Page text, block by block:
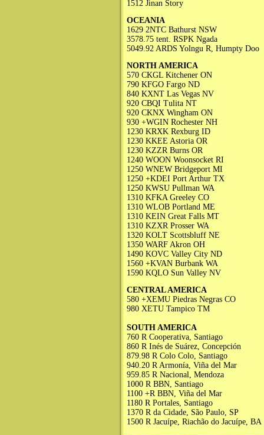
1512 Jinan Story
OCEANIA
1629 2NTC Bathurst NSW
3578.75 tent. RSPK Ngada
5049.92 ARDS Yolngu R, Humpty Doo
NORTH AMERICA
570 CKGL Kitchener ON
790 KFGO Fargo ND
840 KXNT Las Vegas NV
920 CBQI Tulita NT
920 CKNX Wingham ON
930 +WGIN Rochester NH
1230 KRXK Rexburg ID
1230 KKEE Astoria OR
1230 KZZR Burns OR
1240 WOON Woonsocket RI
1250 WNEW Bridgeport MI
1250 +KDEI Port Arthur TX
1250 KWSU Pullman WA
1310 KFKA Greeley CO
1310 WLOB Portland ME
1310 KEIN Great Falls MT
1310 KZXR Prosser WA
1320 KOLT Scottsbluff NE
1350 WARF Akron OH
1490 KOVC Valley City ND
1560 +KVAN Burbank WA
1590 KQLO Sun Valley NV
CENTRAL AMERICA
580 +XEMU Piedras Negras CO
980 XETU Tampico TM
SOUTH AMERICA
760 R Cooperativa, Santiago
860 R Inés de Suárez, Concepción
879.98 R Colo Colo, Santiago
940.20 R Armonía, Viña del Mar
959.85 R Nacional, Mendoza
1000 R BBN, Santiago
1100 +R BBN, Viña del Mar
1180 R Portales, Santiago
1370 R da Cidade, São Paulo, SP
1500 R Jacuípe, Riachão do Jacuípe, BA